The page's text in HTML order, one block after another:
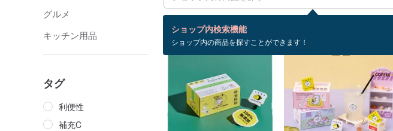
グルメ
キッチン用品
タグ
利便性
補充C
ショップ内検索機能
ショップ内の商品を探すことができます！
検索結果：41 件